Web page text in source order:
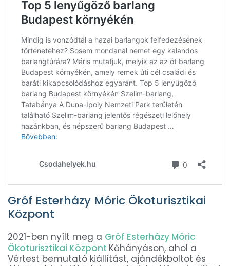
Gróf Esterházy Móric Ökoturisztikai
Központ
2021-ben nyílt meg a Gróf Esterházy Móric
Ökoturisztikai Központ Kőhányáson, ahol a
Vértest bemutató kiállítást, ajándékboltot és